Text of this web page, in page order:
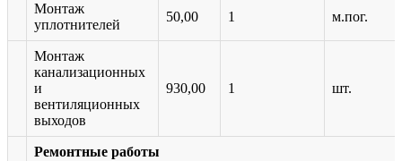
Монтаж
уплотнителей
50,00 1 м.пог.
Монтаж
канализационных
и
вентиляционных
выходов
930,00 1 шт.
Ремонтные работы